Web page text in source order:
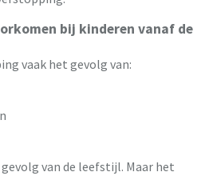
bij kinderen vanaf de
vaak het gevolg van:
van de leefstijl. Maar het